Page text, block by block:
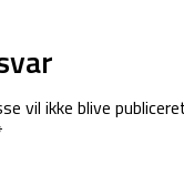
vil ikke blive